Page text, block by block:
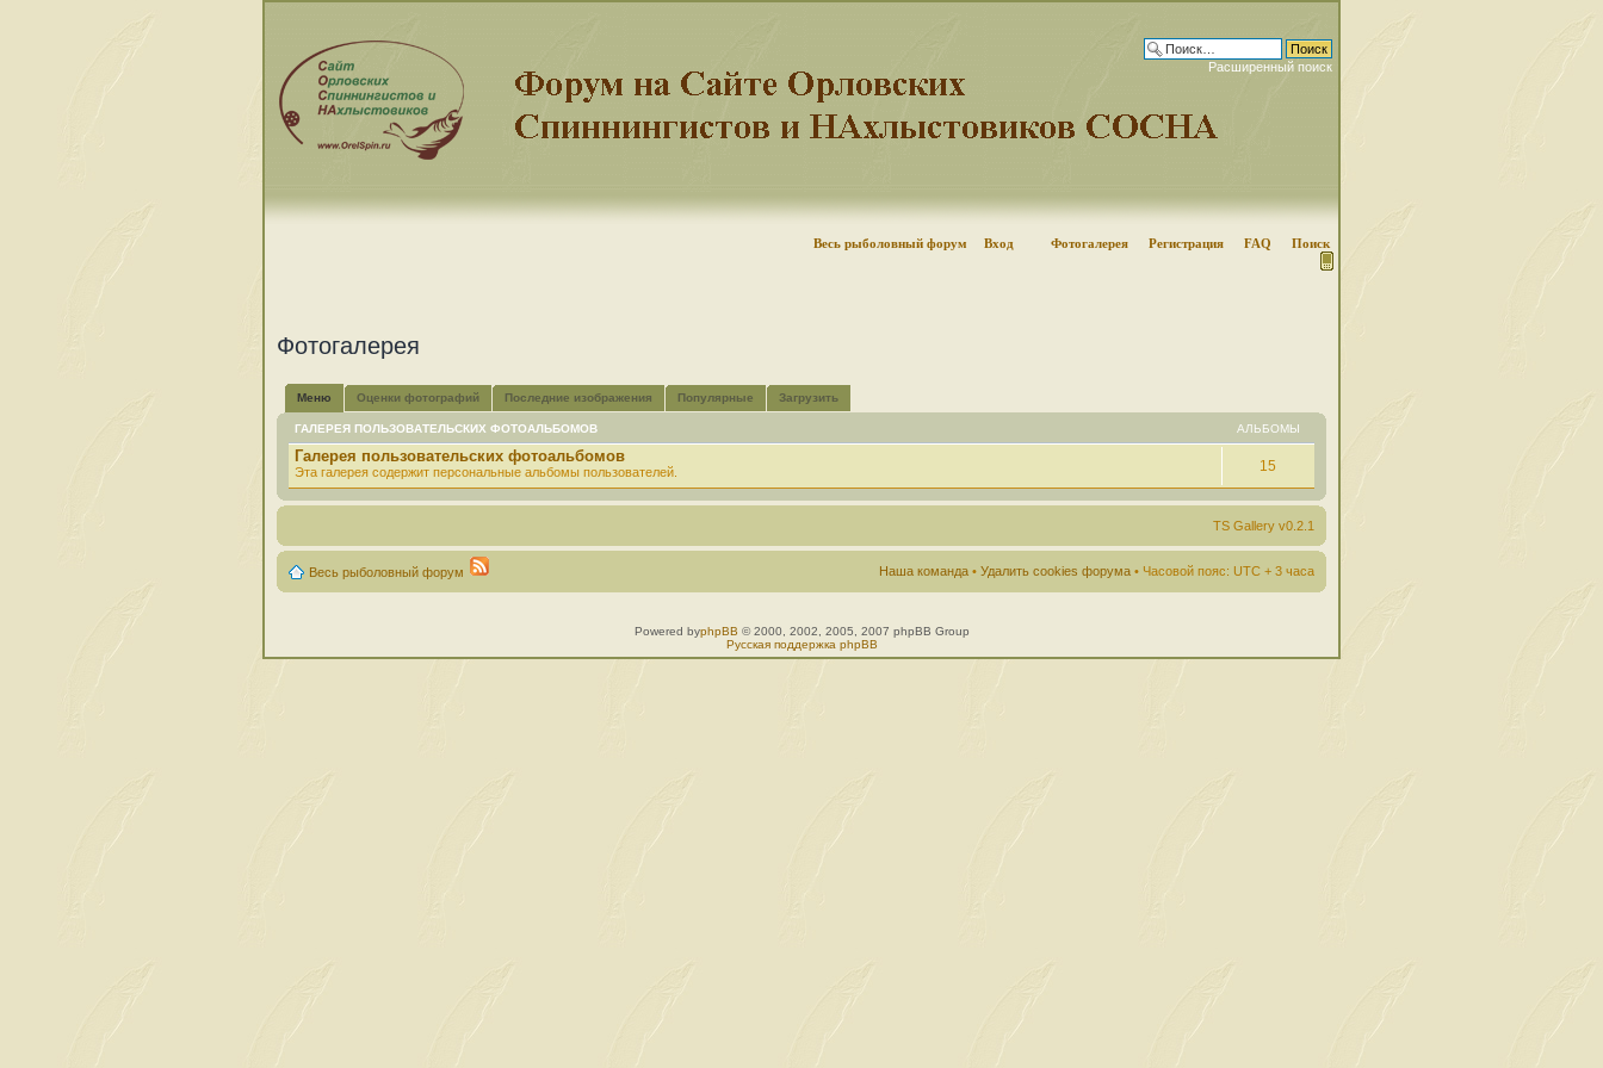
Расширенный поиск
Весь рыболовный форум Вход Фотогалерея Регистрация FAQ Поиск
Фотогалерея
Меню Оценки фотографий Последние изображения Популярные Загрузить
ГАЛЕРЕЯ ПОЛЬЗОВАТЕЛЬСКИХ ФОТОАЛЬБОМОВ АЛЬБОМЫ
Галерея пользовательских фотоальбомов
Эта галерея содержит персональные альбомы пользователей. 15
TS Gallery v0.2.1
Весь рыболовный форум Наша команда • Удалить cookies форума • Часовой пояс: UTC + 3 часа
Powered byphpBB © 2000, 2002, 2005, 2007 phpBB Group
Русская поддержка phpBB